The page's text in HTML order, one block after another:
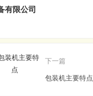
有限公司
下一篇
包装机主要特点